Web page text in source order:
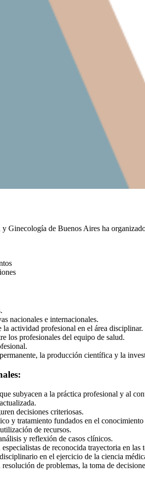
de Buenos Aires ha
nacionales e internacionales.
actividad profesional en el área disciplinar.
los profesionales del equipo de salud.
la producción científica y la
subyacen a la práctica profesional y al
decisiones criteriosas.
y tratamiento fundados en el
de recursos.
y reflexión de casos clínicos.
de reconocida trayectoria en las
en el ejercicio de la ciencia
de problemas, la toma de